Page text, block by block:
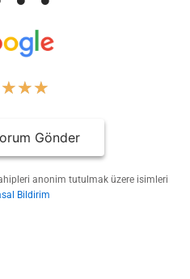
★★★
5
ü
z
Gönder
anonim tutulmak üzere isimleri
Bildirim